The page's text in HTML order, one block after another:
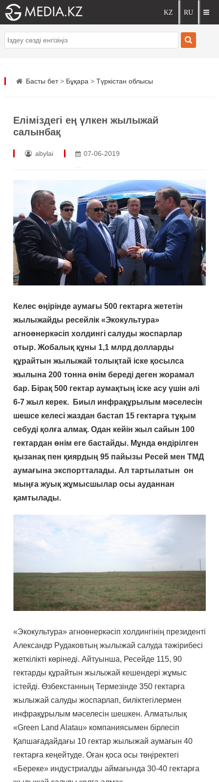
Басты бет> Бұқара > Түркістан облысы
Еліміздегі ең үлкен жылыжай
салынбақ
abylai 07-06-2019
Келес өңірінде аумағы 500 гектарға жететін
жылыжайды ресейлік «Экокультура»
агноөнеркәсіп холдингі салуды жоспарлар
отыр. Жобалық құны 1,1 млрд долларды
құрайтын жылыжай толықтай іске қосылса
жылына 200 тонна өнім береді деген жорамал
бар. Бірақ 500 гектар аумақтың іске асу үшін әлі
6-7 жыл керек. Биыл инфрақұрылым мәселесін
шешсе келесі жаздан бастап 15 гектарға тұқым
себуді қолға алмақ. Одан кейін жыл сайын 100
гектардан өнім еге бастайды. Мұнда өндірілген
қызанақ пен қиярдың 95 пайызы Ресей мен ТМД
аумағына экспортталады. Ал тартылатын он
мыңға жуық жұмысшылар осы ауданнан
қамтылады.
«Экокультура» агноөнеркәсіп холдингінің президенті
Александр Рудаковтың жылыжай салуда тәжірибесі
жеткілікті көрінеді. Айтуынша, Ресейде 115, 90
гектарды құрайтын жылыжай кешендері жұмыс
істейді. Өзбекстанның Термезінде 350 гектарға
жылыжай салуды жоспарлап, биліктегілермен
инфрақұрылым мәселесін шешкен. Алматылық
«Green Land Alatau» компаниясымен бірлесіп
Қапшағадайдағы 10 гектар жылыжай аумағын 40
гектарға кеңейтуде. Оған қоса осы төңіректегі
«Береке» индустриалды аймағында 30-40 гектарға